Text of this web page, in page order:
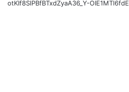
otKIf8SlPBfBTxdZyaA36_Y-OIE1MTl6fdE